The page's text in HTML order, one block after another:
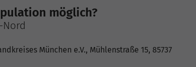
möglich?
München e.V., Mühlenstraße 15, 85737